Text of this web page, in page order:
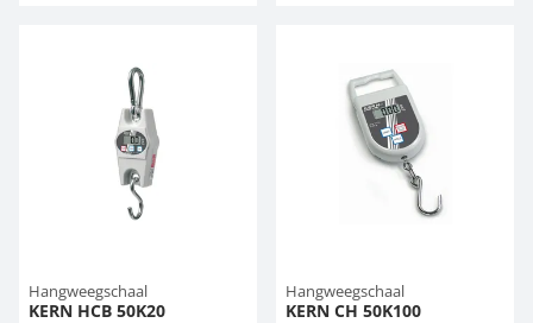
Hangweegschaal
KERN HCB 50K20
Hangweegschaal
KERN CH 50K100